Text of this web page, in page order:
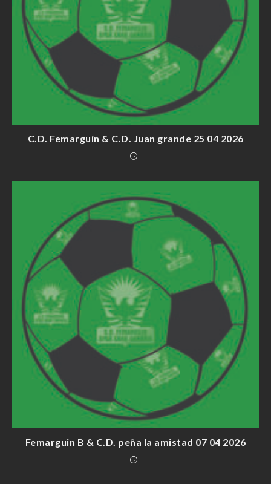
C.D. Femarguín & C.D. Juan grande 25 04 2026
Femarguin B & C.D. peña la amistad 07 04 2026